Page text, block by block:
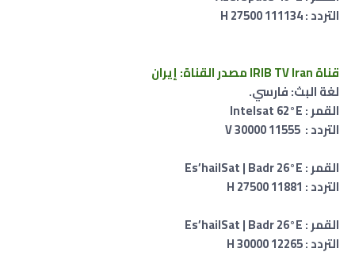
التردد : 111134 H 27500
قناة IRIB TV Iran مصدر القناة: إيران
لغة البث: فارسي.
القمر : Intelsat 62°E
التردد : 11555 V 30000
القمر : Es’hailSat | Badr 26°E
التردد : 11881 H 27500
القمر : Es’hailSat | Badr 26°E
التردد : 12265 H 30000